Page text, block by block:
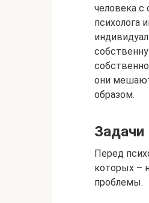
человека
психолога
они
образом.
Задачи
Перед
которых –
проблемы.